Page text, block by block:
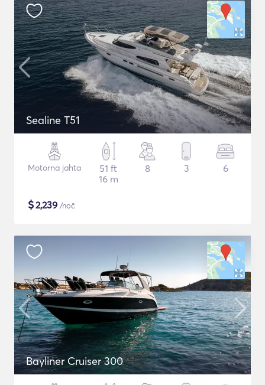
Sealine T51
Motorna jahta
51 ft
16 m
8 3 6
$2,239 /noč
Bayliner Cruiser 300